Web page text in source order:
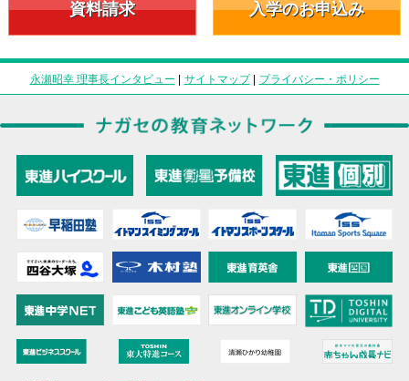
資料請求 入学のお申込み
永瀬昭幸 理事長インタビュー | サイトマップ| プライバシー・ポリシー